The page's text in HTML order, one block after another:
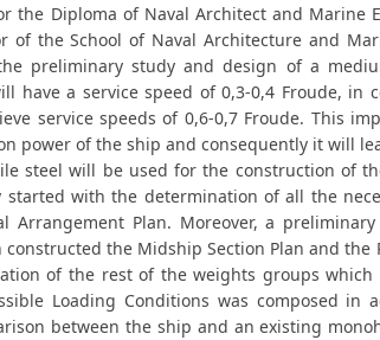
the Diploma of Naval Architect and Marine
of the School of Naval Architecture and
preliminary study and design of a
have a service speed of 0,3-0,4 Froude, in
service speeds of 0,6-0,7 Froude. This
power of the ship and consequently it will
steel will be used for the construction of
started with the determination of all the
Plan. Moreover, a
the Midship Section Plan and the
of the rest of the weights groups which
Loading Conditions was composed in
between the ship and an existing